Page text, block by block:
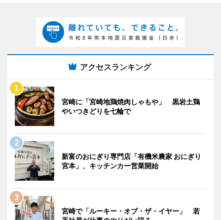
アクセスランキング
宮崎に「宮崎地鶏焼肉しゃもや」 黒岩土鶏
やいつきどりを七輪で
新富のおにぎり専門店「有機米農家 おにぎり
宮本」、キッチンカー営業開始
宮崎で「ルーキー・オブ・ザ・イヤー」 若